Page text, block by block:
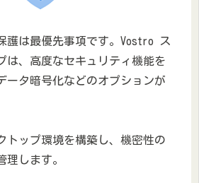
護は最優先事項です。Vostro ス
は、高度なセキュリティ機能を
ータ暗号化などのオプションが
トップ環境を構築し、機密性の
理します。